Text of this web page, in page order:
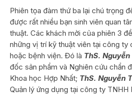
Phiên tọa đàm thứ ba lại chú trọng
được rất nhiều bạn sinh viên quan
thuật. Các khách mời của phiên 3
những vị trí kỹ thuật viên tại công ty
hoặc bệnh viện. Đó là ThS.
đốc sản phẩm và Nghiên cứu chẩn
Khoa học Hợp Nhất; ThS. Nguyễn
Quản lý ứng dụng tại công ty TNHH